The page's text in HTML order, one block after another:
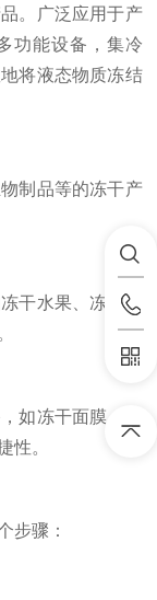
。广泛应用于产
功能设备，集冷
将液态物质冻结
制品等的冻干产
干水果、冻干蔬
冻干面膜、冻
性。
骤：